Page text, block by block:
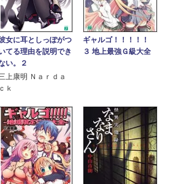
女に耳としっぽがつ
てる理由を説明でき
い。２
上康明 Ｎａｒｄａ
ｃｋ
ギャルゴ！！！！！
３ 地上最強Ｇ級大全